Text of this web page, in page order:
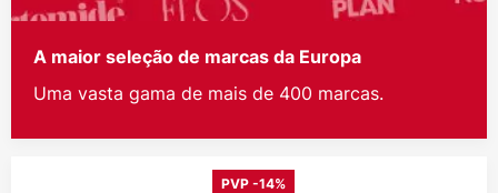
A maior seleção de marcas da Europa
Uma vasta gama de mais de 400 marcas.
PVP -14%